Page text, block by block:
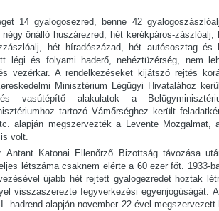
14 gyalogosezred, benne 42
önálló huszárezred, hét kerékpáros-
hét híradószázad, hét autósosztag és
légi és folyami haderő, nehéztüzérség, nem
vezérkar. A rendelkezéseket kijátszó rejtés
Minisztérium Légügyi Hivatalához
vasútépítő alakulatok a
tartozó Vámőrséghez került
alapján megszervezték a Levente Mozgalmat,
volt.
Antant Katonai Ellenőrző Bizottság távozása
létszáma csaknem elérte a 60 ezer főt. 1933-
újabb hét rejtett gyalogezredet hoztak
visszaszerezte fegyverkezési egyenjogúságát.
I. hadrend alapján november 22-ével